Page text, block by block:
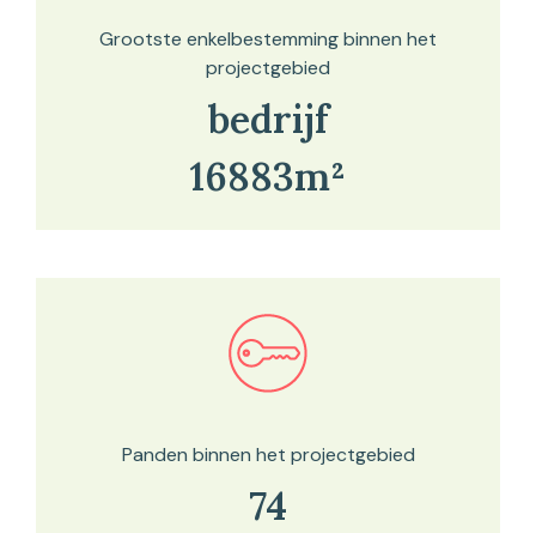
Grootste enkelbestemming binnen het
projectgebied
bedrijf
16883m²
Bekijk in onze kaartviewer
Panden binnen het projectgebied
74